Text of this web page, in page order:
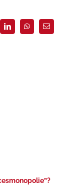
LinkedInWhatsApp
E-
mail